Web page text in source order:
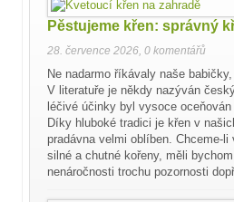
Pěstujeme křen: správný
28. července 2026, 0 komentářů
Ne nadarmo říkávaly naše
V literatuře je někdy nazýván
léčivé účinky byl vysoce
Díky hluboké tradici je křen v
pradávna velmi oblíben. Chceme-
silné a chutné kořeny, měli
nenáročnosti trochu pozornosti